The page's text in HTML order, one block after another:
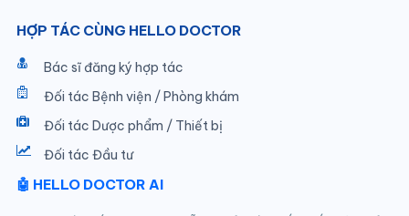
HỢP TÁC CÙNG HELLO DOCTOR
Bác sĩ đăng ký hợp tác
Đối tác Bệnh viện / Phòng khám
Đối tác Dược phẩm / Thiết bị
Đối tác Đầu tư
🤖 HELLO DOCTOR AI